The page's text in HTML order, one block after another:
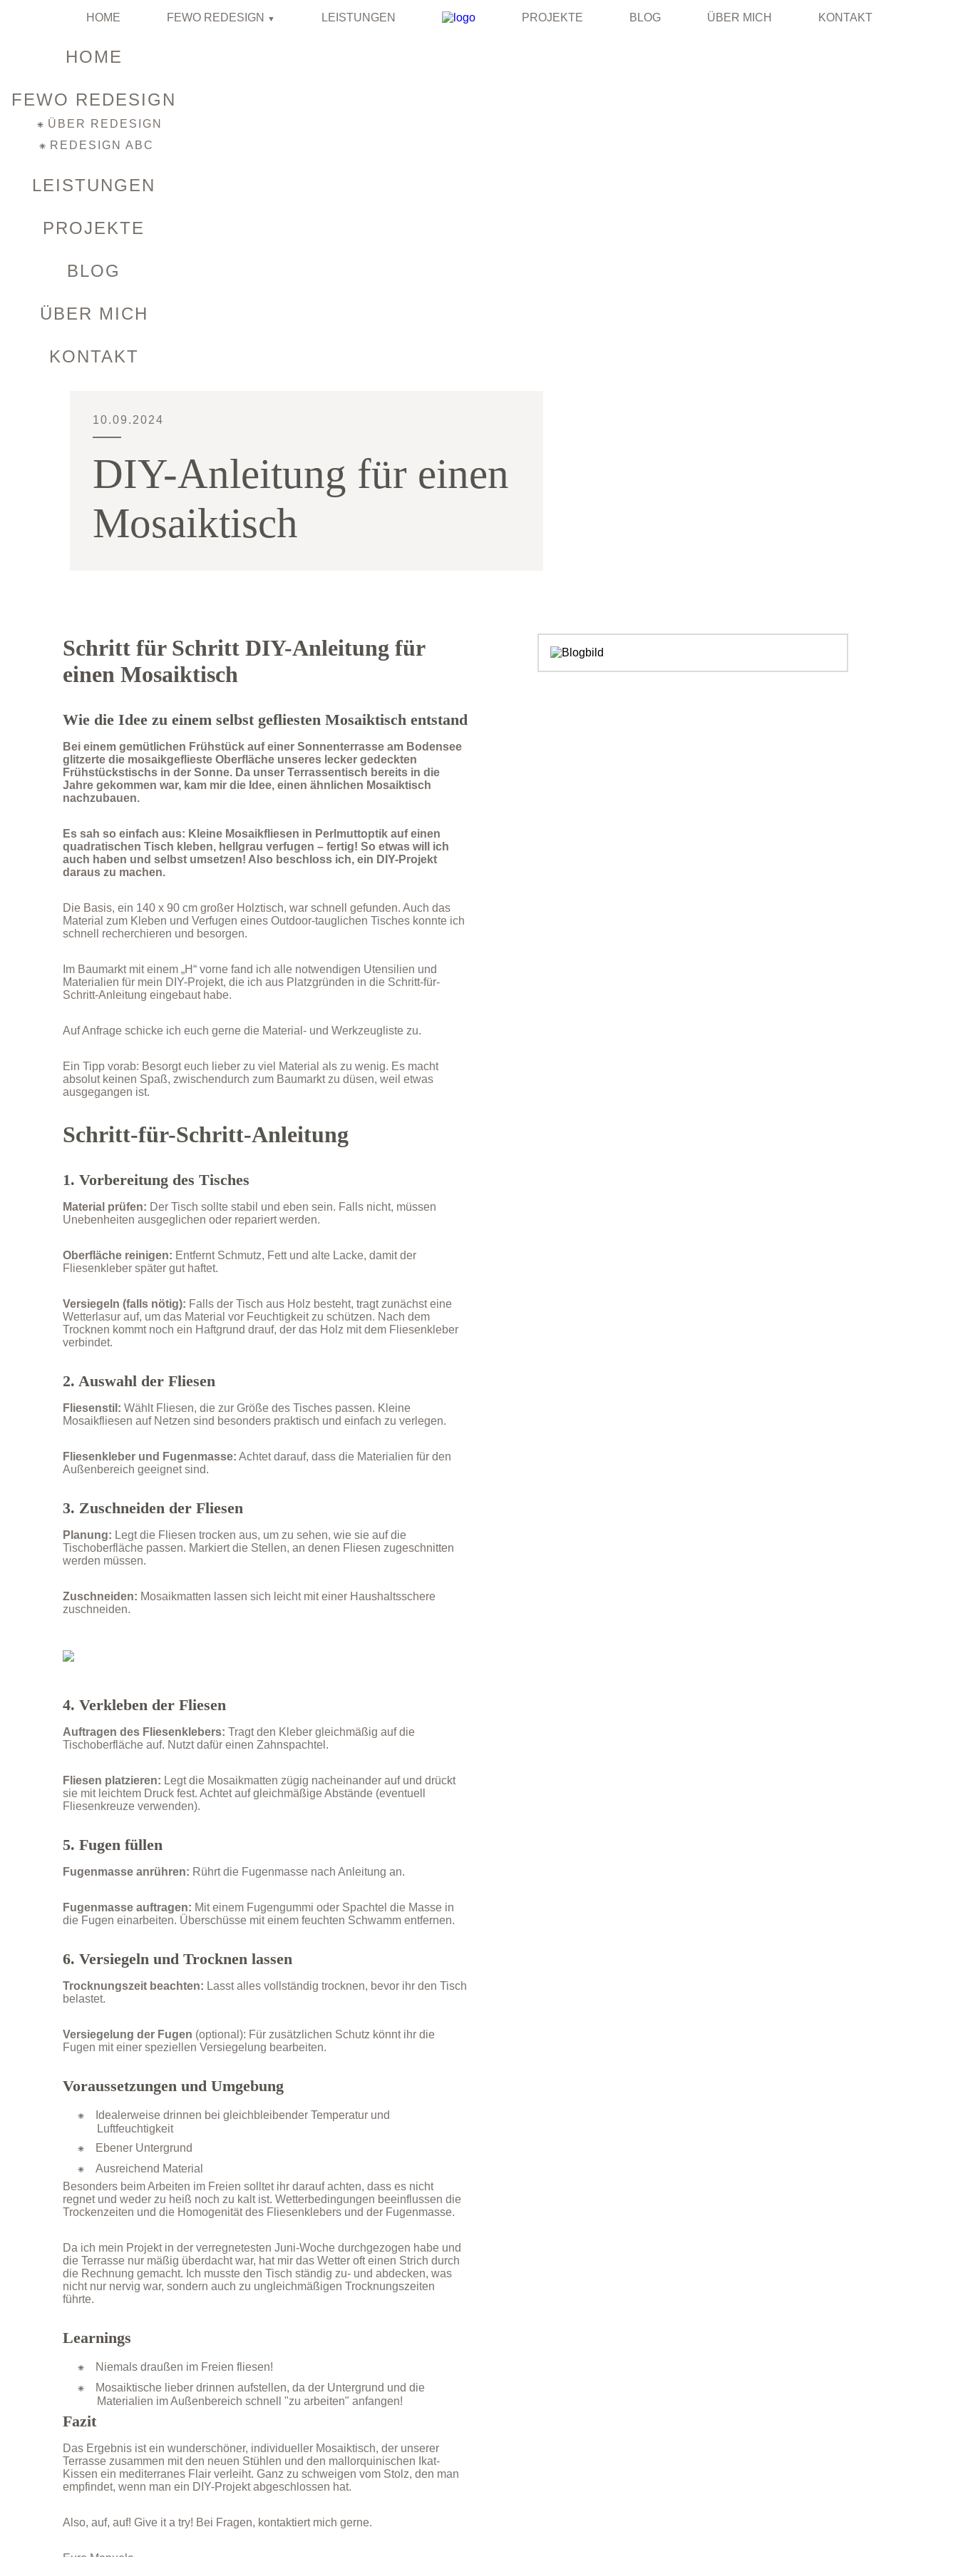
HOME FEWO REDESIGN LEISTUNGEN PROJEKTE BLOG ÜBER MICH KONTAKT
HOME
FEWO REDESIGN
ÜBER REDESIGN
REDESIGN ABC
LEISTUNGEN
PROJEKTE
BLOG
ÜBER MICH
KONTAKT
10.09.2024
DIY-Anleitung für einen
Mosaiktisch
Schritt für Schritt DIY-Anleitung für
einen Mosaiktisch
Wie die Idee zu einem selbst gefliesten Mosaiktisch entstand
Bei einem gemütlichen Frühstück auf einer Sonnenterrasse am Bodensee
glitzerte die mosaikgeflieste Oberfläche unseres lecker gedeckten
Frühstückstischs in der Sonne. Da unser Terrassentisch bereits in die
Jahre gekommen war, kam mir die Idee, einen ähnlichen Mosaiktisch
nachzubauen.
Es sah so einfach aus: Kleine Mosaikfliesen in Perlmuttoptik auf einen
quadratischen Tisch kleben, hellgrau verfugen – fertig! So etwas will ich
auch haben und selbst umsetzen! Also beschloss ich, ein DIY-Projekt
daraus zu machen.
Die Basis, ein 140 x 90 cm großer Holztisch, war schnell gefunden. Auch das
Material zum Kleben und Verfugen eines Outdoor-tauglichen Tisches konnte ich
schnell recherchieren und besorgen.
Im Baumarkt mit einem „H“ vorne fand ich alle notwendigen Utensilien und
Materialien für mein DIY-Projekt, die ich aus Platzgründen in die Schritt-für-
Schritt-Anleitung eingebaut habe.
Auf Anfrage schicke ich euch gerne die Material- und Werkzeugliste zu.
Ein Tipp vorab: Besorgt euch lieber zu viel Material als zu wenig. Es macht
absolut keinen Spaß, zwischendurch zum Baumarkt zu düsen, weil etwas
ausgegangen ist.
Schritt-für-Schritt-Anleitung
1. Vorbereitung des Tisches
Material prüfen: Der Tisch sollte stabil und eben sein. Falls nicht, müssen
Unebenheiten ausgeglichen oder repariert werden.
Oberfläche reinigen: Entfernt Schmutz, Fett und alte Lacke, damit der
Fliesenkleber später gut haftet.
Versiegeln (falls nötig): Falls der Tisch aus Holz besteht, tragt zunächst eine
Wetterlasur auf, um das Material vor Feuchtigkeit zu schützen. Nach dem
Trocknen kommt noch ein Haftgrund drauf, der das Holz mit dem Fliesenkleber
verbindet.
2. Auswahl der Fliesen
Fliesenstil: Wählt Fliesen, die zur Größe des Tisches passen. Kleine
Mosaikfliesen auf Netzen sind besonders praktisch und einfach zu verlegen.
Fliesenkleber und Fugenmasse: Achtet darauf, dass die Materialien für den
Außenbereich geeignet sind.
3. Zuschneiden der Fliesen
Planung: Legt die Fliesen trocken aus, um zu sehen, wie sie auf die
Tischoberfläche passen. Markiert die Stellen, an denen Fliesen zugeschnitten
werden müssen.
Zuschneiden: Mosaikmatten lassen sich leicht mit einer Haushaltsschere
zuschneiden.
4. Verkleben der Fliesen
Auftragen des Fliesenklebers: Tragt den Kleber gleichmäßig auf die
Tischoberfläche auf. Nutzt dafür einen Zahnspachtel.
Fliesen platzieren: Legt die Mosaikmatten zügig nacheinander auf und drückt
sie mit leichtem Druck fest. Achtet auf gleichmäßige Abstände (eventuell
Fliesenkreuze verwenden).
5. Fugen füllen
Fugenmasse anrühren: Rührt die Fugenmasse nach Anleitung an.
Fugenmasse auftragen: Mit einem Fugengummi oder Spachtel die Masse in
die Fugen einarbeiten. Überschüsse mit einem feuchten Schwamm entfernen.
6. Versiegeln und Trocknen lassen
Trocknungszeit beachten: Lasst alles vollständig trocknen, bevor ihr den Tisch
belastet.
Versiegelung der Fugen (optional): Für zusätzlichen Schutz könnt ihr die
Fugen mit einer speziellen Versiegelung bearbeiten.
Voraussetzungen und Umgebung
Idealerweise drinnen bei gleichbleibender Temperatur und
Luftfeuchtigkeit
Ebener Untergrund
Ausreichend Material
Besonders beim Arbeiten im Freien solltet ihr darauf achten, dass es nicht
regnet und weder zu heiß noch zu kalt ist. Wetterbedingungen beeinflussen die
Trockenzeiten und die Homogenität des Fliesenklebers und der Fugenmasse.
Da ich mein Projekt in der verregnetesten Juni-Woche durchgezogen habe und
die Terrasse nur mäßig überdacht war, hat mir das Wetter oft einen Strich durch
die Rechnung gemacht. Ich musste den Tisch ständig zu- und abdecken, was
nicht nur nervig war, sondern auch zu ungleichmäßigen Trocknungszeiten
führte.
Learnings
Niemals draußen im Freien fliesen!
Mosaiktische lieber drinnen aufstellen, da der Untergrund und die
Materialien im Außenbereich schnell "zu arbeiten" anfangen!
Fazit
Das Ergebnis ist ein wunderschöner, individueller Mosaiktisch, der unserer
Terrasse zusammen mit den neuen Stühlen und den mallorquinischen Ikat-
Kissen ein mediterranes Flair verleiht. Ganz zu schweigen vom Stolz, den man
empfindet, wenn man ein DIY-Projekt abgeschlossen hat.
Also, auf, auf! Give it a try! Bei Fragen, kontaktiert mich gerne.